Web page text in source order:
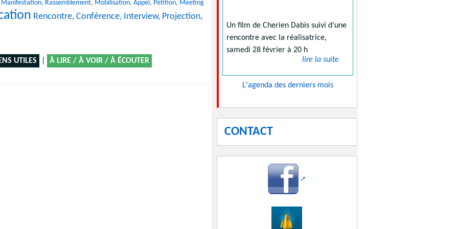
Manifestation, Rassemblement, Mobilisation, Appel, Pétition, Meeting
Rencontre, Conférence, Interview, Projection,
UTILES À LIRE / À VOIR / À ÉCOUTER
Un film de Cherien Dabis suivi d’une
rencontre avec la réalisatrice,
samedi 28 février à 20 h
lire la suite
L'agenda des derniers mois
CONTACT